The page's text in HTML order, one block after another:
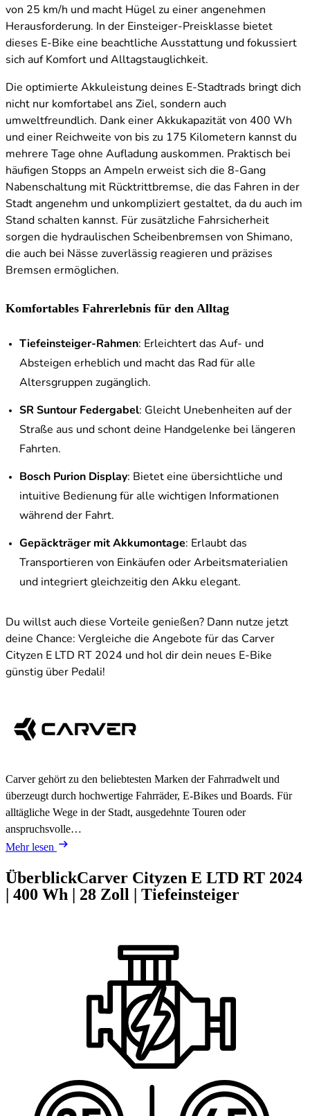
von 25 km/h und macht Hügel zu einer angenehmen
Herausforderung. In der Einsteiger-Preisklasse bietet
dieses E-Bike eine beachtliche Ausstattung und fokussiert
sich auf Komfort und Alltagstauglichkeit.
Die optimierte Akkuleistung deines E-Stadtrads bringt dich
nicht nur komfortabel ans Ziel, sondern auch
umweltfreundlich. Dank einer Akkukapazität von 400 Wh
und einer Reichweite von bis zu 175 Kilometern kannst du
mehrere Tage ohne Aufladung auskommen. Praktisch bei
häufigen Stopps an Ampeln erweist sich die 8-Gang
Nabenschaltung mit Rücktrittbremse, die das Fahren in der
Stadt angenehm und unkompliziert gestaltet, da du auch im
Stand schalten kannst. Für zusätzliche Fahrsicherheit
sorgen die hydraulischen Scheibenbremsen von Shimano,
die auch bei Nässe zuverlässig reagieren und präzises
Bremsen ermöglichen.
Komfortables Fahrerlebnis für den Alltag
Tiefeinsteiger-Rahmen: Erleichtert das Auf- und
Absteigen erheblich und macht das Rad für alle
Altersgruppen zugänglich.
SR Suntour Federgabel: Gleicht Unebenheiten auf der
Straße aus und schont deine Handgelenke bei längeren
Fahrten.
Bosch Purion Display: Bietet eine übersichtliche und
intuitive Bedienung für alle wichtigen Informationen
während der Fahrt.
Gepäckträger mit Akkumontage: Erlaubt das
Transportieren von Einkäufen oder Arbeitsmaterialien
und integriert gleichzeitig den Akku elegant.
Du willst auch diese Vorteile genießen? Dann nutze jetzt
deine Chance: Vergleiche die Angebote für das Carver
Cityzen E LTD RT 2024 und hol dir dein neues E-Bike
günstig über Pedali!
Carver gehört zu den beliebtesten Marken der Fahrradwelt und
überzeugt durch hochwertige Fahrräder, E-Bikes und Boards. Für
alltägliche Wege in der Stadt, ausgedehnte Touren oder
anspruchsvolle…
Mehr lesen
ÜberblickCarver Cityzen E LTD RT 2024
| 400 Wh | 28 Zoll | Tiefeinsteiger